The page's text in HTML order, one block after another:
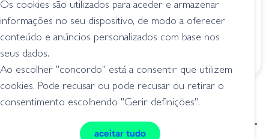
€ 5.90
Grip De Teflon
€ 1.50
F/2 Faldillas 150mm
GO
condições de venda
livro de reclamações
Os cookies são utilizados para aceder e armazenar
informações no seu dispositivo, de modo a oferecer
conteúdo e anúncios personalizados com base nos
seus dados.
Ao escolher "concordo" está a consentir que utilizem
cookies. Pode recusar ou pode recusar ou retirar o
consentimento escolhendo "Gerir definições".
aceitar tudo